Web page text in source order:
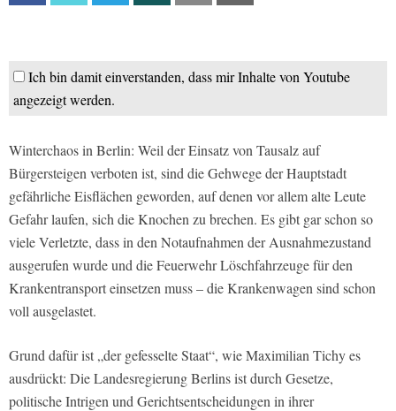
Ich bin damit einverstanden, dass mir Inhalte von Youtube
angezeigt werden.
Winterchaos in Berlin: Weil der Einsatz von Tausalz auf
Bürgersteigen verboten ist, sind die Gehwege der Hauptstadt
gefährliche Eisflächen geworden, auf denen vor allem alte Leute
Gefahr laufen, sich die Knochen zu brechen. Es gibt gar schon so
viele Verletzte, dass in den Notaufnahmen der Ausnahmezustand
ausgerufen wurde und die Feuerwehr Löschfahrzeuge für den
Krankentransport einsetzen muss – die Krankenwagen sind schon
voll ausgelastet.
Grund dafür ist „der gefesselte Staat“, wie Maximilian Tichy es
ausdrückt: Die Landesregierung Berlins ist durch Gesetze,
politische Intrigen und Gerichtsentscheidungen in ihrer